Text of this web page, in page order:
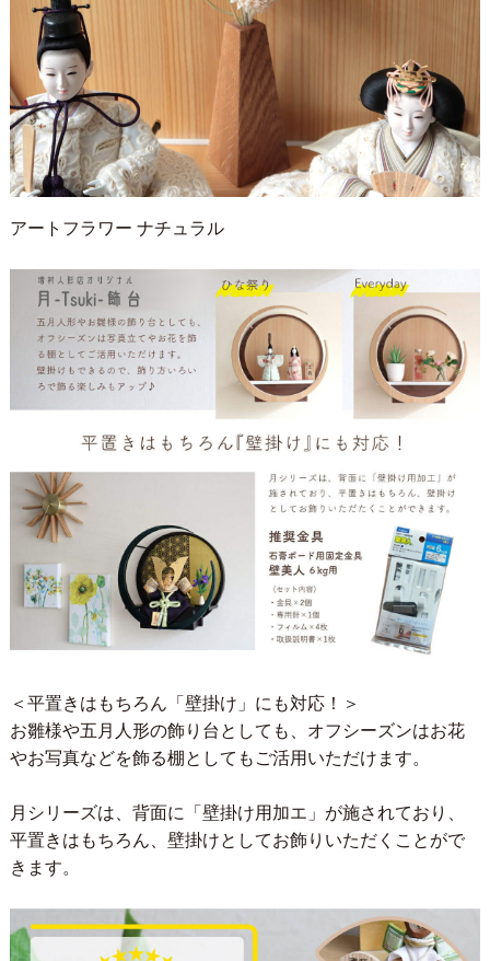
アートフラワー ナチュラル
＜平置きはもちろん「壁掛け」にも対応！＞
お雛様や五月人形の飾り台としても、オフシーズンはお花
やお写真などを飾る棚としてもご活用いただけます。
月シリーズは、背面に「壁掛け用加エ」が施されており、
平置きはもちろん、壁掛けとしてお飾りいただくことがで
きます。